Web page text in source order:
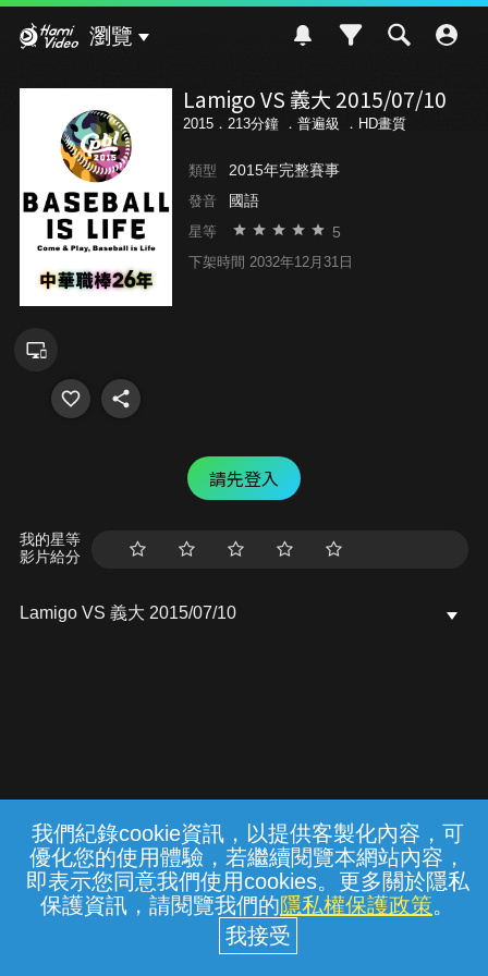
我們紀錄cookie資訊，以提供客製化內容，可
優化您的使用體驗，若繼續閱覽本網站內容，
即表示您同意我們使用cookies。更多關於隱私
保護資訊，請閱覽我們的隱私權保護政策。
瀏覽
Lamigo VS 義大 2015/07/10
2015．213分鐘 ． 普遍級 ．HD畫質
類型 2015年完整賽事
發音 國語
星等 5
下架時間 2032年12月31日
請先登入
我的星等
影片給分
Lamigo VS 義大 2015/07/10
常見問題 線上客服 服務條款 隱私權保護
中華電信股份有限公司個人家庭分公司
(統一編號：96979949) © 2026
{{notifyMsg}}